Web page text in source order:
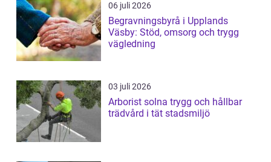
06 juli 2026
Begravningsbyrå i Upplands
Väsby: Stöd, omsorg och trygg
vägledning
03 juli 2026
Arborist solna trygg och hållbar
trädvård i tät stadsmiljö